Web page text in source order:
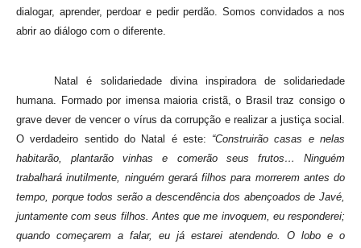
dialogar, aprender, perdoar e pedir perdão. Somos convidados a nos
abrir ao diálogo com o diferente.
Natal é solidariedade divina inspiradora de solidariedade
humana. Formado por imensa maioria cristã, o Brasil traz consigo o
grave dever de vencer o vírus da corrupção e realizar a justiça social.
O verdadeiro sentido do Natal é este: “Construirão casas e nelas
habitarão, plantarão vinhas e comerão seus frutos… Ninguém
trabalhará inutilmente, ninguém gerará filhos para morrerem antes do
tempo, porque todos serão a descendência dos abençoados de Javé,
juntamente com seus filhos. Antes que me invoquem, eu responderei;
quando começarem a falar, eu já estarei atendendo. O lobo e o